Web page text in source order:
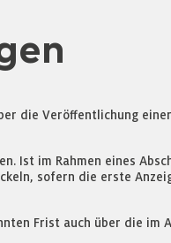
die Veröffentlichung
Ist im Rahmen eines
sofern die erste
Frist auch über die im